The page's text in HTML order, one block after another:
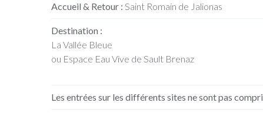
Accueil & Retour : Saint Romain de Jalionas
Destination :
La Vallée Bleue
ou Espace Eau Vive de Sault Brenaz
Les entrées sur les différents sites ne sont pas